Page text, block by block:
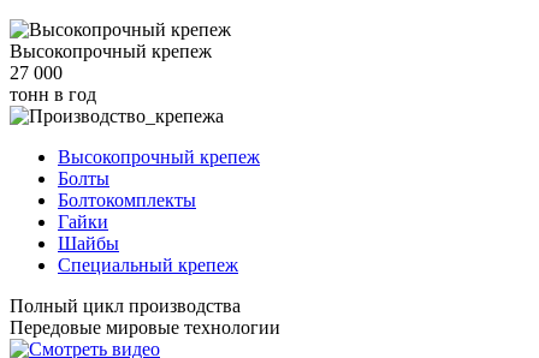
Высокопрочный крепеж
27 000
тонн в год
Высокопрочный крепеж
Болты
Болтокомплекты
Гайки
Шайбы
Специальный крепеж
Полный цикл производства
Передовые мировые технологии